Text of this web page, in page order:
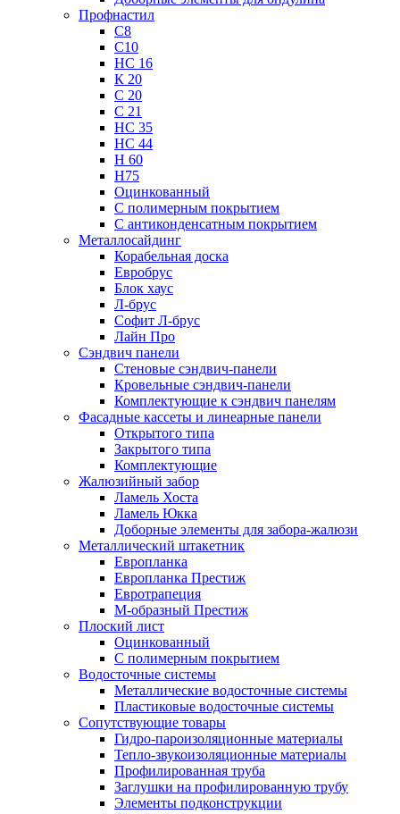
Профнастил
С8
С10
НС 16
К 20
С 20
С 21
НС 35
НС 44
Н 60
Н75
Оцинкованный
С полимерным покрытием
С антиконденсатным покрытием
Металлосайдинг
Корабельная доска
Евробрус
Блок хаус
Л-брус
Софит Л-брус
Лайн Про
Сэндвич панели
Стеновые сэндвич-панели
Кровельные сэндвич-панели
Комплектующие к сэндвич панелям
Фасадные кассеты и линеарные панели
Открытого типа
Закрытого типа
Комплектующие
Жалюзийный забор
Ламель Хоста
Ламель Юкка
Доборные элементы для забора-жалюзи
Металлический штакетник
Европланка
Европланка Престиж
Евротрапеция
М-образный Престиж
Плоский лист
Оцинкованный
С полимерным покрытием
Водосточные системы
Металлические водосточные системы
Пластиковые водосточные системы
Сопутствующие товары
Гидро-пароизоляционные материалы
Тепло-звукоизоляционные материалы
Профилированная труба
Заглушки на профилированную трубу
Элементы подконструкции